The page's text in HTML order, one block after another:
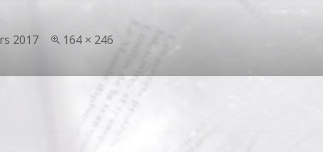
2017
Taille
164 × 246